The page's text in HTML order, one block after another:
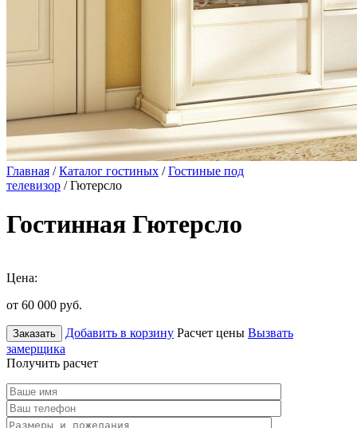
Главная /Каталог гостиных /Гостиные под
телевизор / Гютерсло
Гостинная Гютерсло
Цена:
от 60 000 руб.
Заказать Добавить в корзину Расчет цены Вызвать
замерщика
Получить расчет